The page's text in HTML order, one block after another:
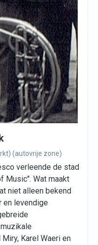
(autovrije zone)
verleende de stad
Music". Wat maakt
niet alleen bekend
en levendige
Karel Waeri en